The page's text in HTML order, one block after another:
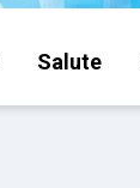
Salute